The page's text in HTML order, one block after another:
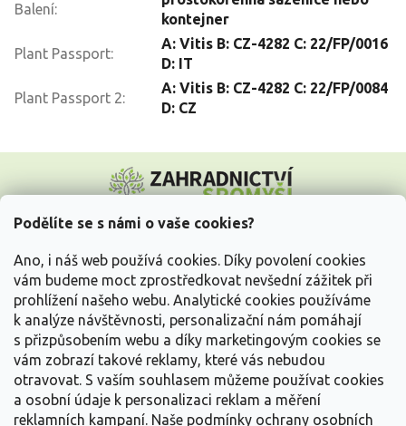
Podělíte se s námi o vaše cookies?
Ano, i náš web používá cookies. Díky povolení cookies
vám budeme moct zprostředkovat nevšední zážitek při
prohlížení našeho webu. Analytické cookies používáme
k analýze návštěvnosti, personalizační nám pomáhají
s přizpůsobením webu a díky marketingovým cookies se
vám zobrazí takové reklamy, které vás nebudou
otravovat. S vaším souhlasem můžeme používat cookies
a osobní údaje k personalizaci reklam a měření
reklamních kampaní. Naše podmínky ochrany osobních
Balení:
kontejner
Plant Passport:
A: Vitis B: CZ-4282 C: 22/FP/0016
D: IT
Plant Passport 2:
A: Vitis B: CZ-4282 C: 22/FP/0084
D: CZ
p
Vše o nákupu
Informace pro Vás
Kontakujte nás